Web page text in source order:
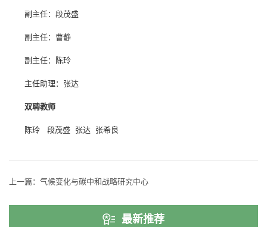
副主任：段茂盛
副主任：曹静
副主任：陈玲
主任助理：张达
双聘教师
陈玲 段茂盛 张达 张希良
上一篇： 气候变化与碳中和战略研究中心
最新推荐